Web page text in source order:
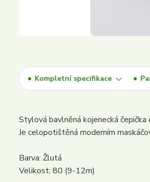
Kompletní specifikace
Stylová bavlněná kojenecká
Je celopotištěná moderním
Barva: Žlutá
Velikost: 80 (9-12m)